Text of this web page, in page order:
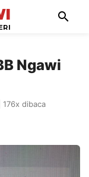
search
Ngawi
176x dibaca